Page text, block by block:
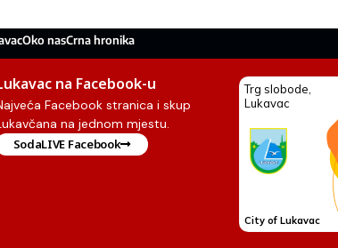
Oko nasCrna hronika
na Facebook-u
Facebook stranica i skup
na jednom mjestu.
SodaLIVE Facebook